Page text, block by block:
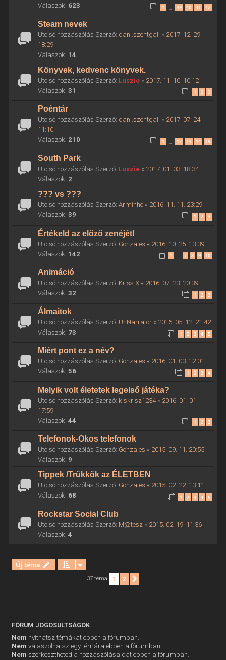
Válaszok: 623 1 … 39 40 41 42
Steam nevek
Utolsó hozzászólás Szerző: dani.szentgali « 2017. 12. 29.
18:29
Válaszok: 14
Könyvek, kedvenc könyvek.
Utolsó hozzászólás Szerző: Luszie« 2017. 11. 10. 10:12
Válaszok: 31 1 2 3
Poéntár
Utolsó hozzászólás Szerző: dani.szentgali « 2017. 07. 24.
11:10
Válaszok: 210 1 … 12 13 14 15
South Park
Utolsó hozzászólás Szerző: Luszie« 2017. 01. 03. 18:34
Válaszok: 2
??? vs ???
Utolsó hozzászólás Szerző: Arminho« 2016. 11. 11. 23:29
Válaszok: 39 1 2 3
Értékeld az előző zenéjét!
Utolsó hozzászólás Szerző: Gonzales « 2016. 10. 25. 13:39
Válaszok: 142 1 7 8 9 10
Animáció
Utolsó hozzászólás Szerző: Kriss X« 2016. 07. 23. 20:39
Válaszok: 32 1 2 3
Álmaitok
Utolsó hozzászólás Szerző: UnNarrator« 2016. 05. 12. 21:42
Válaszok: 73 1 2 3 4 5
Miért pont ez a név?
Utolsó hozzászólás Szerző: Gonzales « 2016. 01. 03. 12:01
Válaszok: 56 1 2 3 4
Melyik volt életetek legelső játéka?
Utolsó hozzászólás Szerző: kiskrisz1234« 2016. 01. 01.
17:59
Válaszok: 44 1 2 3
Telefonok-Okos telefonok
Utolsó hozzászólás Szerző: Gonzales « 2015. 09. 11. 20:55
Válaszok: 9
Tippek /Trükkök az ÉLETBEN
Utolsó hozzászólás Szerző: Gonzales « 2015. 02. 22. 13:11
Válaszok: 68 1 2 3 4 5
Rockstar Social Club
Utolsó hozzászólás Szerző: M@tesz « 2015. 02. 19. 11:36
Válaszok: 4
Új téma
37 téma 1 2
FÓRUM JOGOSULTSÁGOK
Nem nyithatsz témákat ebben a fórumban.
Nem válaszolhatsz egy témára ebben a fórumban.
Nem szerkesztheted a hozzászólásaidat ebben a fórumban.